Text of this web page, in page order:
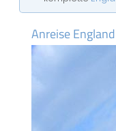
Anreise England